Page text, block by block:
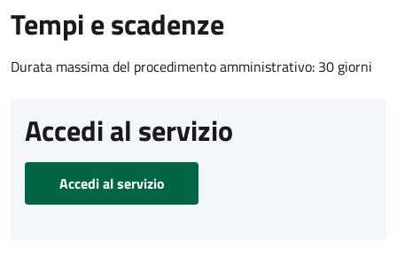
Tempi e scadenze
Durata massima del procedimento amministrativo: 30 giorni
Accedi al servizio
Accedi al servizio